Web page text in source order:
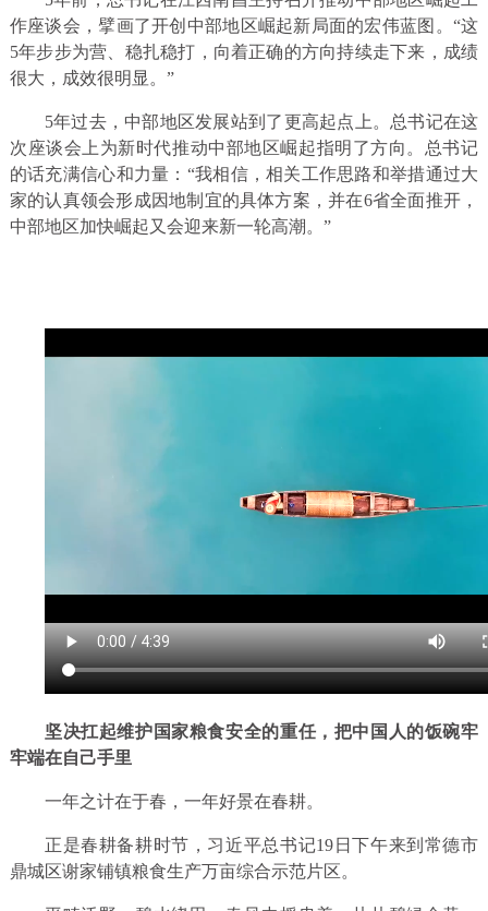
作座谈会，擘画了开创中部地区崛起新局面的宏伟蓝图。“这
5年步步为营、稳扎稳打，向着正确的方向持续走下来，成绩
很大，成效很明显。”
5年过去，中部地区发展站到了更高起点上。总书记在这
次座谈会上为新时代推动中部地区崛起指明了方向。总书记
的话充满信心和力量：“我相信，相关工作思路和举措通过大
家的认真领会形成因地制宜的具体方案，并在6省全面推开，
中部地区加快崛起又会迎来新一轮高潮。”
坚决扛起维护国家粮食安全的重任，把中国人的饭碗牢
牢端在自己手里
一年之计在于春，一年好景在春耕。
正是春耕备耕时节，习近平总书记19日下午来到常德市
鼎城区谢家铺镇粮食生产万亩综合示范片区。